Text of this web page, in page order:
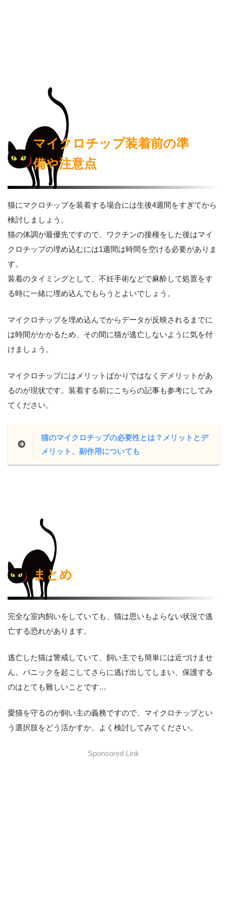
マイクロチップ装着前の準
備や注意点
猫にマクロチップを装着する場合には生後4週間をすぎてから
検討しましょう。
猫の体調が最優先ですので、ワクチンの接種をした後はマイ
クロチップの埋め込むには1週間は時間を空ける必要がありま
す。
装着のタイミングとして、不妊手術などで麻酔して処置をす
る時に一緒に埋め込んでもらうとよいでしょう。
マイクロチップを埋め込んでからデータが反映されるまでに
は時間がかかるため、その間に猫が逃亡しないように気を付
けましょう。
マイクロチップにはメリットばかりではなくデメリットがあ
るのが現状です。装着する前にこちらの記事も参考にしてみ
てください。
猫のマイクロチップの必要性とは？メリットとデ
メリット、副作用についても
まとめ
完全な室内飼いをしていても、猫は思いもよらない状況で逃
亡する恐れがあります。
逃亡した猫は警戒していて、飼い主でも簡単には近づけませ
ん。パニックを起こしてさらに逃げ出してしまい、保護する
のはとても難しいことです…
愛猫を守るのが飼い主の義務ですので、マイクロチップとい
う選択肢をどう活かすか、よく検討してみてください。
Sponsored Link